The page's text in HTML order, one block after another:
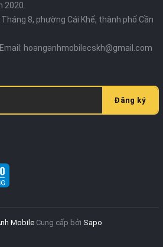
2020
8, phường Cái Khế, thành phố Cần
hoanganhmobilecskh@gmail.com
Đăng ký
Mobile Cung cấp bởi Sapo